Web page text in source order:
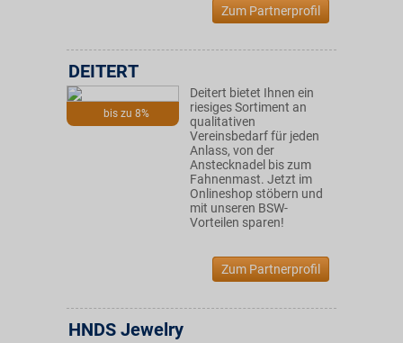
Zum Partnerprofil
bis zu 8%
DEITERT
Deitert bietet Ihnen ein
riesiges Sortiment an
qualitativen
Vereinsbedarf für jeden
Anlass, von der
Anstecknadel bis zum
Fahnenmast. Jetzt im
Onlineshop stöbern und
mit unseren BSW-
Vorteilen sparen!
Zum Partnerprofil
HNDS Jewelry